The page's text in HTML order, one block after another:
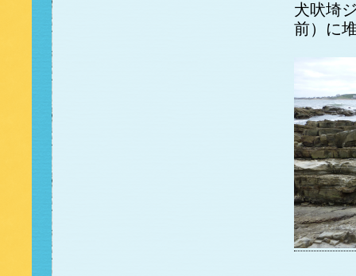
犬吠埼
前）に